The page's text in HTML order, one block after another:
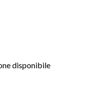
disponibile